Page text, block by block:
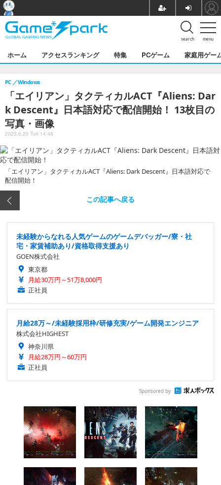
menu
search
ホーム アクセスランキング 特集 PCゲーム 家庭用ゲー
「エイリアン」タクティカルACT『Aliens: Dar
k Descent』日本語対応で配信開始！ 13枚目の
写真・画像
PC Windows
2023.6.20 Tue 14:46
「エイリアン」タクティカルACT『Aliens: Dark Descent』日本語対応で
配信開始！
この記事へ戻る
未経験からなれる人気ゲームのゲームデバッガー/寮・社
宅・家賃補助あり/資格取得支援あり
GOEN株式会社
東京都
月給30万円～51万8,000円
正社員
月給28万～/未経験採用枠/研修充実/ゲーム開発エンジニア
株式会社HIGHEST
神奈川県
月給28万円～60万円
正社員
Sponsored by